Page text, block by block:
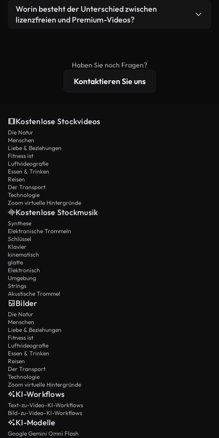
weiterverbreiten.
Videomaterial.
Ja. Sie dürfen unsere Videos gerne kürzen,
bearbeiten oder neu zusammenstellen. Achten Sie
Worin besteht der Unterschied zwischen
lizenzfreien und Premium-Videos?
erweiterten Lizenzschutz bieten.
Haben Sie noch Fragen?
Kontaktieren Sie uns
Kostenlose Stockvideos
Die Natur
Menschen
Liebe & Beziehungen
Fitness ist
Luftvideografie
Essen & Trinken
Reisen
Der Transport
Technologie
Zoom virtuelle Hintergründe
Kostenlose Stockmusik
Synthese
Elektronische Trommeln
Schlüssel
Klavier
kinematisch
glatte
Elektronisch
Umgebung
Strings
Akustische Trommel
Bilder
Die Natur
Menschen
Liebe & Beziehungen
Fitness ist
Luftvideografie
Essen & Trinken
Reisen
Der Transport
Technologie
Zoom virtuelle Hintergründe
KI-Workflows
Text-zu-Video-KI-Workflows
Bild-zu-Video-KI-Workflows
KI-Modelle
Google Gemini Omni Flash